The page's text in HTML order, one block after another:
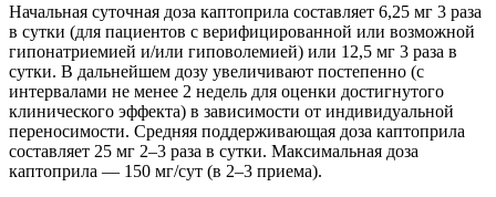
Начальная суточная доза каптоприла составляет 6,25 мг 3 раза
в сутки (для пациентов с верифицированной или возможной
гипонатриемией и/или гиповолемией) или 12,5 мг 3 раза в
сутки. В дальнейшем дозу увеличивают постепенно (с
интервалами не менее 2 недель для оценки достигнутого
клинического эффекта) в зависимости от индивидуальной
переносимости. Средняя поддерживающая доза каптоприла
составляет 25 мг 2–3 раза в сутки. Максимальная доза
каптоприла — 150 мг/сут (в 2–3 приема).